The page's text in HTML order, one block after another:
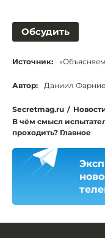
Обсудить
Источник:
Автор: Даниил
Secretmag.ru /
В чём смысл
проходить? Главное